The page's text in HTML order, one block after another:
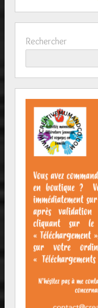
Rechercher